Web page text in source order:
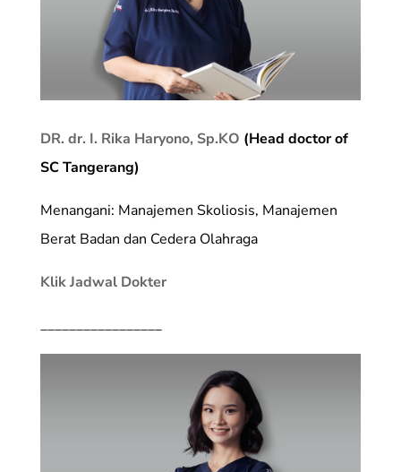
DR. dr. I. Rika Haryono, Sp.KO (Head doctor of
SC Tangerang)
Menangani: Manajemen Skoliosis, Manajemen
Berat Badan dan Cedera Olahraga
Klik Jadwal Dokter
_________________